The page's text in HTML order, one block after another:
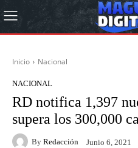
Inicio Nacional
NACIONAL
RD notifica 1,397
supera los 300,000
By Redacción Junio 6, 2021